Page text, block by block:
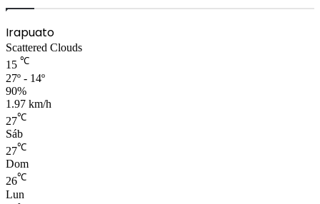
Irapuato
Scattered Clouds
15 ℃
27º - 14º
90%
1.97 km/h
27℃
Sáb
27℃
Dom
26℃
Lun